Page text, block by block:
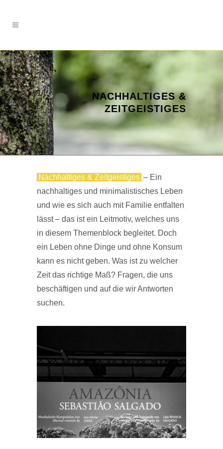
NACHHALTIGES &
ZEITGEISTIGES
Nachhaltiges & Zeitgeistiges – Ein
nachhaltiges und minimalistisches Leben
und wie es sich auch mit Familie entfalten
lässt – das ist ein Leitmotiv, welches uns
in diesem Themenblock begleitet. Doch
ein Leben ohne Dinge und ohne Konsum
kann es nicht geben. Was ist zu welcher
Zeit das richtige Maß? Fragen, die uns
beschäftigen und auf die wir Antworten
suchen.